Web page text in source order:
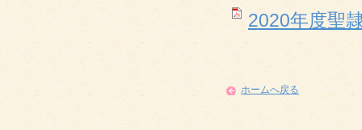
2020年度聖
ホームへ戻る